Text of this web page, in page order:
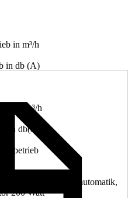
in m³/h
in db (A)
in m³/h
in db(A)
Nachlaufautomatik,
200 Watt